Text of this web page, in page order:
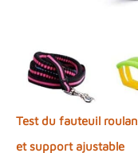
Test du fauteuil
et support ajustable